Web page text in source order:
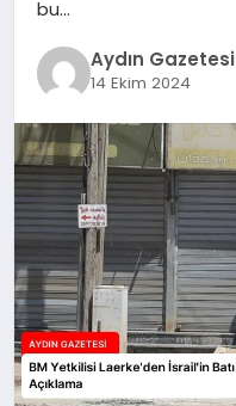
bu…
Aydın Gazetesi
14 Ekim 2024